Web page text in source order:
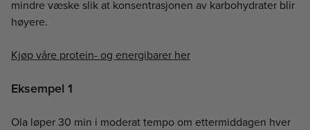
mindre væske slik at konsentrasjonen av karbohydrater blir
høyere.
Kjøp våre protein- og energibarer her
Eksempel 1
Ola løper 30 min i moderat tempo om ettermiddagen hver